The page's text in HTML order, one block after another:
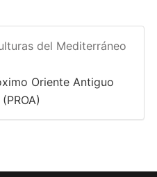
del Mediterráneo
Oriente Antiguo